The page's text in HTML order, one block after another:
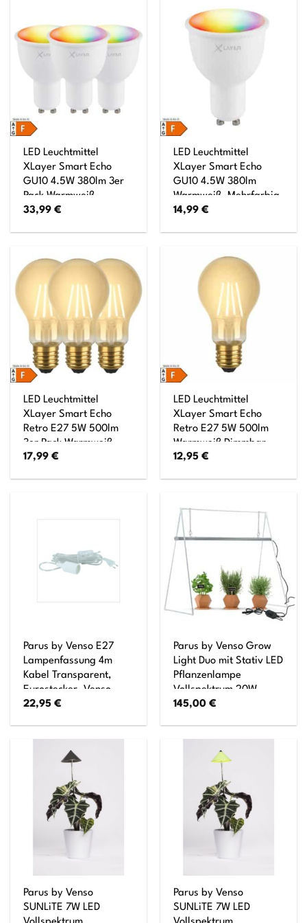
LED Leuchtmittel
XLayer Smart Echo
GU10 4.5W 380lm 3er
Pack Warmweiß,
Mehrfarbig Dimmbar
33,99€
LED Leuchtmittel
XLayer Smart Echo
GU10 4.5W 380lm
Warmweiß, Mehrfarbig
Dimmbar
14,99€
LED Leuchtmittel
XLayer Smart Echo
Retro E27 5W 500lm
3er Pack Warmweiß
Dimmbar
17,99€
LED Leuchtmittel
XLayer Smart Echo
Retro E27 5W 500lm
Warmweiß Dimmbar
12,95€
Parus by Venso E27
Lampenfassung 4m
Kabel Transparent,
Eurostecker, Venso
Ecosolutions
Kabel für Lampe,
Fassung E27
22,95€
Parus by Venso Grow
Light Duo mit Stativ LED
Pflanzenlampe
Vollspektrum 20W
Anzuchtlampe LED
Ecosolutions,
Wachstumslampe für
Pflanzen
145,00€
Parus by Venso
SUNLiTE 7W LED
Parus by Venso
SUNLiTE 7W LED